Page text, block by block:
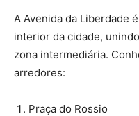
A Avenida da Liberdade
interior da cidade,
zona intermediária.
arredores:
Praça do Rossio